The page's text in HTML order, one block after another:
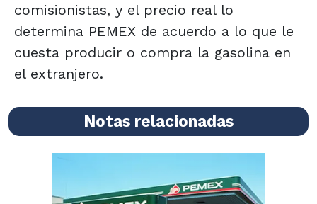
comisionistas, y el precio real lo
determina PEMEX de acuerdo a lo que le
cuesta producir o compra la gasolina en
el extranjero.
Notas relacionadas